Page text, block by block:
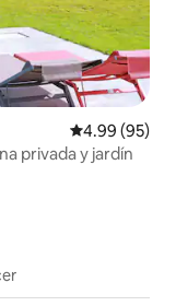
Calificación
4.99 (95)
privada y jardín